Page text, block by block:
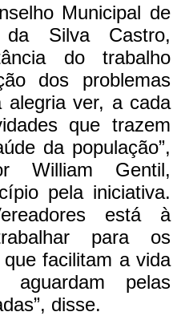
Municipal de
da Silva Castro,
do trabalho
dos problemas
alegria ver, a cada
que trazem
da população”,
William Gentil,
pela iniciativa.
está à
para os
facilitam a vida
pelas
disse.